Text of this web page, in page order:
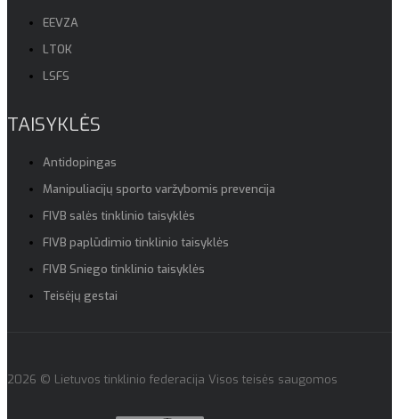
EEVZA
LTOK
LSFS
TAISYKLĖS
Antidopingas
Manipuliacijų sporto varžybomis prevencija
FIVB salės tinklinio taisyklės
FIVB paplūdimio tinklinio taisyklės
FIVB Sniego tinklinio taisyklės
Teisėjų gestai
2026 © Lietuvos tinklinio federacija Visos teisės saugomos